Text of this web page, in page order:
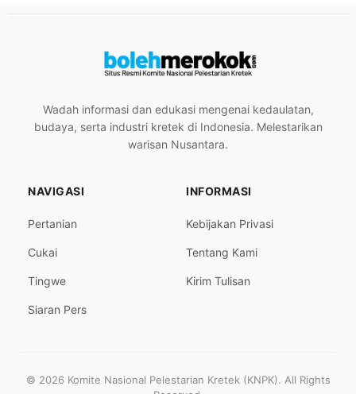
Wadah informasi dan edukasi mengenai kedaulatan,
budaya, serta industri kretek di Indonesia. Melestarikan
warisan Nusantara.
NAVIGASI
Pertanian
Cukai
Tingwe
Siaran Pers
INFORMASI
Kebijakan Privasi
Tentang Kami
Kirim Tulisan
© 2026 Komite Nasional Pelestarian Kretek (KNPK). All Rights